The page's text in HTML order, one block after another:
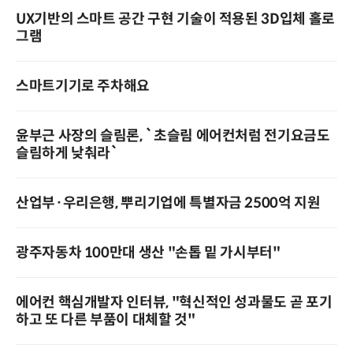
UX기반의 스마트 공간 구현 기술이 적용된 3D입체 홀로
그램
스마트기기로 주차해요
윤부근 사장의 슬림론, `초슬림 에어컨처럼 전기요금도
슬림하게 낮춰라`
산업부·우리은행, 뿌리기업에 특별자금 2500억 지원
광주자동차 100만대 생산 "손톱 밑 가시부터"
에어컨 핵심개발자 인터뷰, "혁신적인 성과물도 곧 포기
하고 또 다른 부품이 대체할 것"